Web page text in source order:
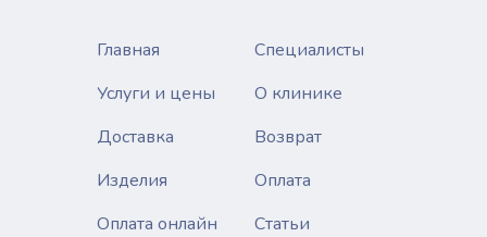
Главная
Услуги и цены
Изделия
Специалисты
О клинике
Доставка
Возврат
Оплата
Статьи
Оплата онлайн